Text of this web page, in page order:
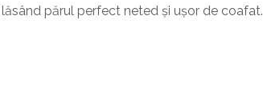
părul perfect neted și ușor de coafat.